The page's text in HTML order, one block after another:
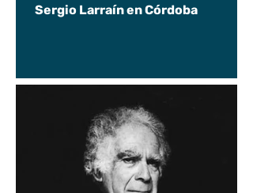
Sergio Larraín en Córdoba